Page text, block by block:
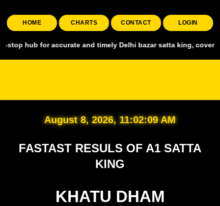
HOME CHARTS CONTACT LOGIN
accurate and timely Delhi bazar satta king, covering all
August 8, 2026, 11:02:11 AM
FASTAST RESULS OF A1 SATTA
KING
KHATU DHAM